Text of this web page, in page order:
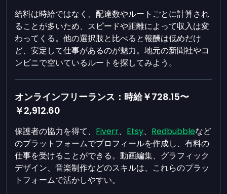
給料は時給ではなく、配達数やルートごとに計算され
ることが多いため、スピードや距離によって収入は変
わってくる。他の選択肢と比べると報酬は低めだけ
ど、安定して仕事があるのが魅力。地元の新聞社やコ
ンビニで空いているルートを探してみよう。
オンラインフリーランス：時給￥728.15〜
￥2,912.60
保護者の協力を得て、 Fiverr、 Etsy、 Redbubbleなど
のプラットフォームでプロフィールを作成し、有料の
仕事を受けることができる。動画編集、グラフィック
デザイン、音楽制作などのスキルは、これらのプラッ
トフォームで活かしやすい。